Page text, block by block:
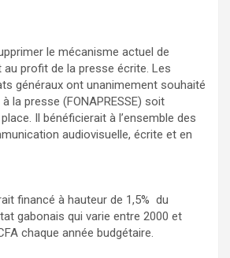
le mécanisme actuel de
au profit de la presse écrite. Les
généraux ont unanimement souhaité
la presse (FONAPRESSE) soit
Il bénéficierait à l’ensemble des
audiovisuelle, écrite et en
financé à hauteur de 1,5% du
gabonais qui varie entre 2000 et
chaque année budgétaire.